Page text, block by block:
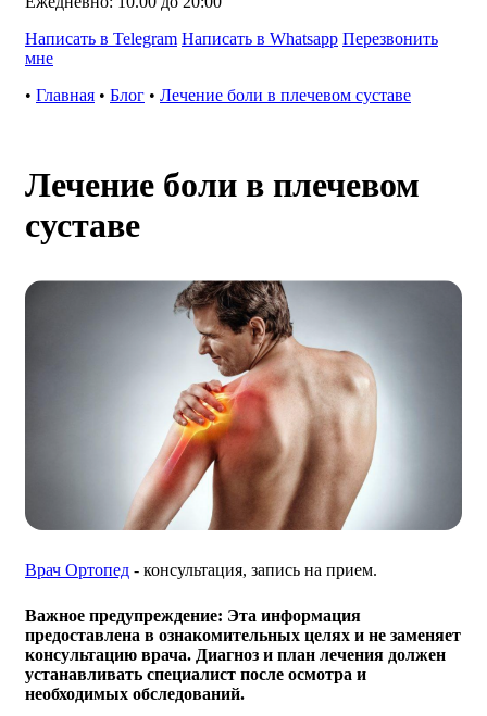
Написать в Telegram Написать в Whatsapp Перезвонить
мне
• Главная • Блог • Лечение боли в плечевом суставе
Лечение боли в плечевом
суставе
Врач Ортопед - консультация, запись на прием.
Важное предупреждение: Эта информация
предоставлена в ознакомительных целях и не заменяет
консультацию врача. Диагноз и план лечения должен
устанавливать специалист после осмотра и
необходимых обследований.